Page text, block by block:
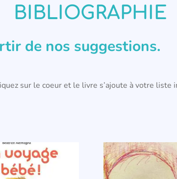
BIBLIOGRAPHIE
de nos suggestions.
sur le coeur et le livre s’ajoute à votre liste